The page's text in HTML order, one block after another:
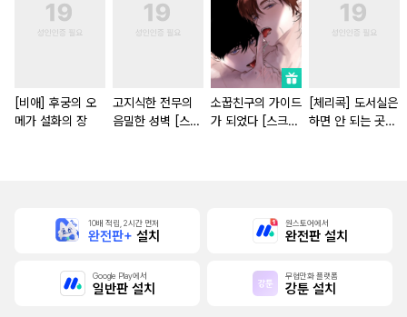
[비애] 후궁의 오
메가 설화의 장
고지식한 전무의
음밀한 성벽 [스크
소꿉친구의 가이드
가 되었다 [스크
[체리콕] 도서실은
하면 안 되는 곳
10배 적립, 2시간 먼저
완전판+ 설치
원스토어에서
완전판 설치
Google Play에서
일반판 설치
무협만화 플랫폼
강툰 설치